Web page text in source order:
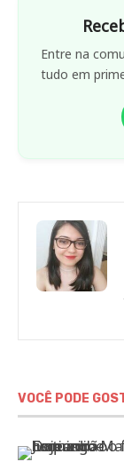
Entre na
tudo em
VOCÊ PODE